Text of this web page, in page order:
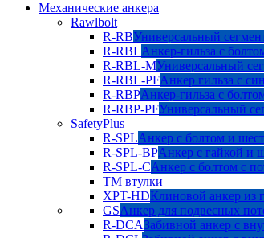
Механические анкера
Rawlbolt
R-RBУниверсальный
R-RBLАнкер-гильза с
R-RBL-MУниверсальный
R-RBL-PFАнкер гильза с
R-RBPАнкер-гильза с
R-RBP-PFУниверсальный
SafetyPlus
R-SPLАнкер с болтом и
R-SPL-BPАнкер с гайкой и
R-SPL-CАнкер с болтом с
TM втулки
XPT-HDКлиновой анкер из
GSАнкер для подвесных
R-DCAЗабивной анкер с